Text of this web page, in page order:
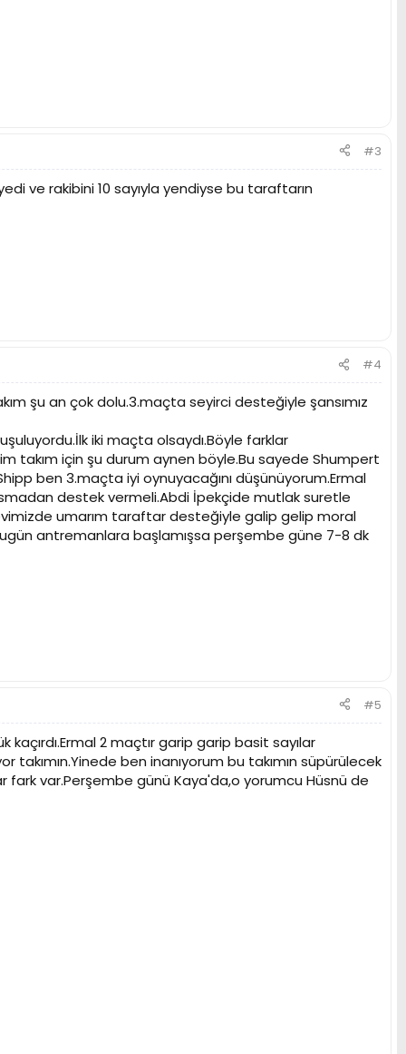
#3
ve rakibini 10 sayıyla yendiyse bu taraftarın
#4
şu an çok dolu.3.maçta seyirci desteğiyle şansımız
iki maçta olsaydı.Böyle farklar
takım için şu durum aynen böyle.Bu sayede Shumpert
ben 3.maçta iyi oynuyacağını düşünüyorum.Ermal
destek vermeli.Abdi İpekçide mutlak suretle
umarım taraftar desteğiyle galip gelip moral
antremanlara başlamışsa perşembe güne 7-8 dk
#5
2 maçtır garip garip basit sayılar
ben inanıyorum bu takımın süpürülecek
fark var.Perşembe günü Kaya'da,o yorumcu Hüsnü de